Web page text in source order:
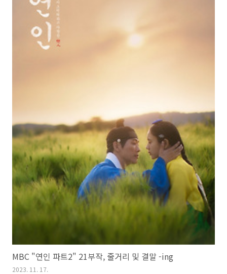
MBC "연인 파트2" 21부작, 줄거리 및 결말 -ing
2023. 11. 17.